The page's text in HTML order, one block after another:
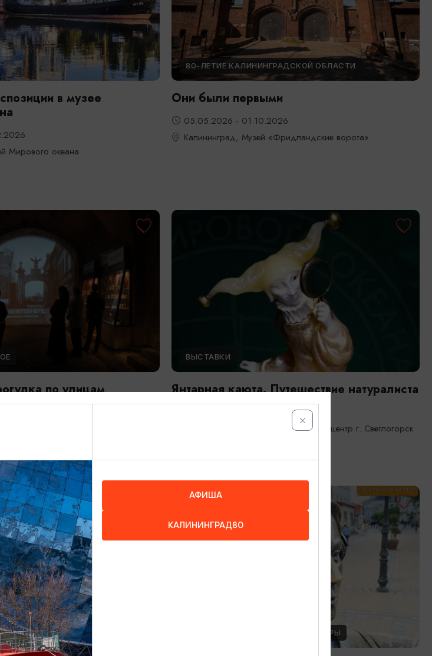
в музее
Мирового океана
80-ЛЕТИЕ КАЛИНИНГРАДСКОЙ ОБЛАСТИ
Они были первыми
05.05.2026 - 01.10.2026
Калининград, Музей «Фридландские ворота»
по улицам
ВЫСТАВКИ
Янтарная каюта. Путешествие натуралиста
Светлогорск, Морской выставочный центр г. Светлогорск
ОТ 1200₽
ЭКСКУРСИИ УЧРЕЖДЕНИЙ КУЛЬТУРЫ
АФИША
КАЛИНИНГРАД80